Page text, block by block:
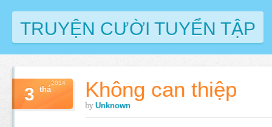
TRUYỆN CƯỜI TUYỂN TẬP
Không can thiệp
by Unknown
3 thá
2014